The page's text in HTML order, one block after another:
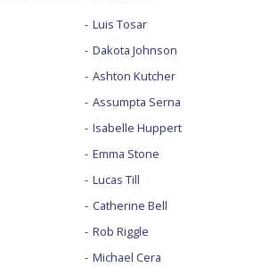
Luis Tosar
Dakota Johnson
Ashton Kutcher
Assumpta Serna
Isabelle Huppert
Emma Stone
Lucas Till
Catherine Bell
Rob Riggle
Michael Cera